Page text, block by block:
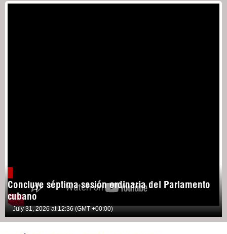
Concluye séptima sesión ordinaria del Parlamento
cubano
July 31, 2026 at 12:36 (GMT +00:00)